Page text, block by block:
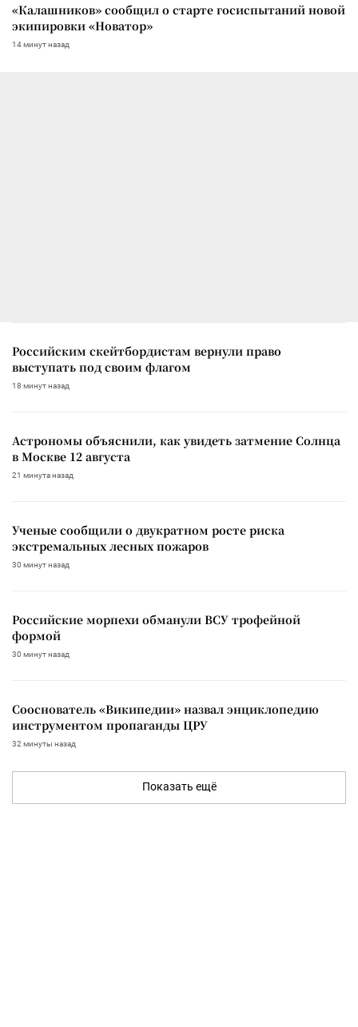
«Калашников» сообщил о старте госиспытаний новой
экипировки «Новатор»
14 минут назад
Российским скейтбордистам вернули право
выступать под своим флагом
18 минут назад
Астрономы объяснили, как увидеть затмение Солнца
в Москве 12 августа
21 минута назад
Ученые сообщили о двукратном росте риска
экстремальных лесных пожаров
30 минут назад
Российские морпехи обманули ВСУ трофейной
формой
30 минут назад
Сооснователь «Википедии» назвал энциклопедию
инструментом пропаганды ЦРУ
32 минуты назад
Показать ещё